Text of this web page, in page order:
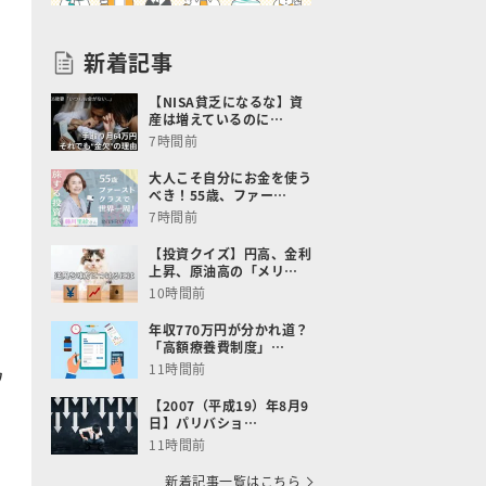
新着記事
【NISA貧乏になるな】資
産は増えているのに…
7時間前
大人こそ自分にお金を使う
べき！55歳、ファー…
7時間前
【投資クイズ】円高、金利
上昇、原油高の「メリ…
10時間前
年収770万円が分かれ道？
「高額療養費制度」…
11時間前
【2007（平成19）年8月9
日】パリバショ…
11時間前
新着記事一覧はこちら